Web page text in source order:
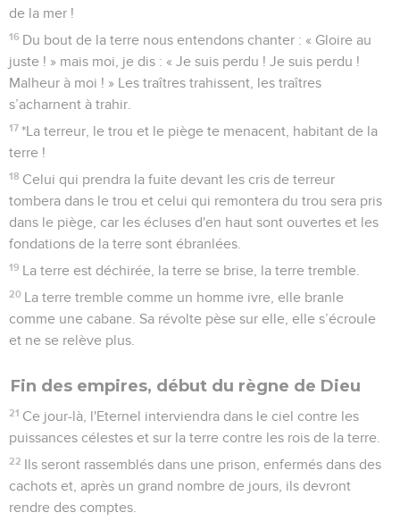
de la mer !
16 Du bout de la terre nous entendons chanter : « Gloire au
juste ! » mais moi, je dis : « Je suis perdu ! Je suis perdu !
Malheur à moi ! » Les traîtres trahissent, les traîtres
s’acharnent à trahir.
17 *La terreur, le trou et le piège te menacent, habitant de la
terre !
18 Celui qui prendra la fuite devant les cris de terreur
tombera dans le trou et celui qui remontera du trou sera pris
dans le piège, car les écluses d'en haut sont ouvertes et les
fondations de la terre sont ébranlées.
19 La terre est déchirée, la terre se brise, la terre tremble.
20 La terre tremble comme un homme ivre, elle branle
comme une cabane. Sa révolte pèse sur elle, elle s’écroule
et ne se relève plus.
Fin des empires, début du règne de Dieu
21 Ce jour-là, l'Eternel interviendra dans le ciel contre les
puissances célestes et sur la terre contre les rois de la terre.
22 Ils seront rassemblés dans une prison, enfermés dans des
cachots et, après un grand nombre de jours, ils devront
rendre des comptes.